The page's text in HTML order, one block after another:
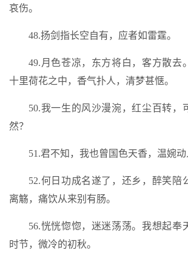
哀伤。
48.扬剑指长空自有，应者如雷霆。
49.月色苍凉，东方将白，客方散去
十里荷花之中，香气扑人，清梦甚惬。
50.我一生的风沙漫涴，红尘百转，
然？
51.君不知，我也曾国色天香，温婉动
52.何日功成名遂了，还乡，醉笑陪
离觞，痛饮从来别有肠。
56.恍恍惚惚，迷迷荡荡。我想起奉
时节，微冷的初秋。